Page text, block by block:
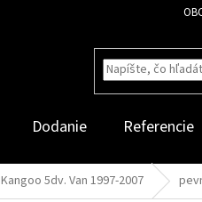
Dodanie Referencie
Kangoo 5dv. Van 1997-2007